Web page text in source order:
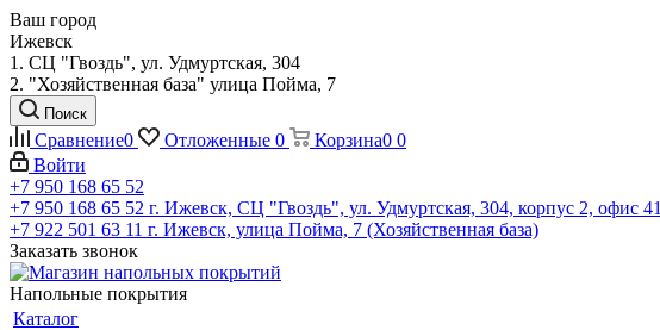
Ваш город
Ижевск
1. СЦ "Гвоздь", ул. Удмуртская, 304
2. "Хозяйственная база" улица Пойма, 7
Поиск
Сравнение0 Отложенные 0 Корзина0 0
Войти
+7 950 168 65 52
+7 950 168 65 52 г. Ижевск, СЦ "Гвоздь", ул. Удмуртская, 304, корпус 2, офис 41
+7 922 501 63 11 г. Ижевск, улица Пойма, 7 (Хозяйственная база)
Заказать звонок
Напольные покрытия
Каталог